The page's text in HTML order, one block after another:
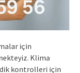
için
Klima
kontrolleri için